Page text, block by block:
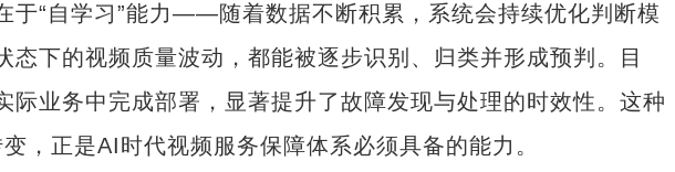
于“自学习”能力——随着数据不断积累，系统会持续优化判断模
态下的视频质量波动，都能被逐步识别、归类并形成预判。目
际业务中完成部署，显著提升了故障发现与处理的时效性。这种
，正是AI时代视频服务保障体系必须具备的能力。